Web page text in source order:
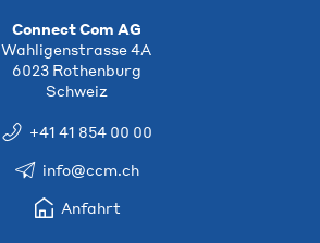
Connect Com AG
Wahligenstrasse 4A
6023 Rothenburg
Schweiz
+41 41 854 00 00
info@ccm.ch
Anfahrt